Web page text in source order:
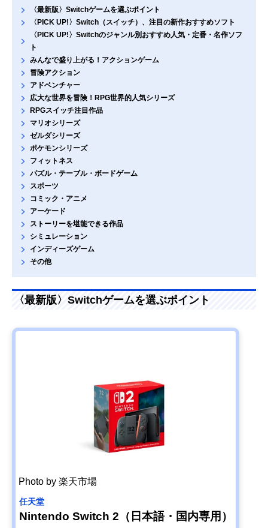
〈最新版〉Switchゲームを選ぶポイント
〈PICK UP!〉Switch（スイッチ）、注目の新作おすすめソフト
〈PICK UP!〉Switchのジャンル別おすすめ人気・定番・名作ソフ
ト
みんなで盛り上がる！アクションゲーム
冒険アクション
アドベンチャー
広大な世界を冒険！RPG世界的人気シリーズ
RPGスイッチ注目作品
マリオシリーズ
ゼルダシリーズ
ポケモンシリーズ
フィットネス
パズル・テーブル・ボードゲーム
スポーツ
コミック・アニメ
アーケード
ストーリーを堪能できる作品
シミュレーション
インディーズゲーム
その他
〈最新版〉Switchゲームを選ぶポイント
Photo by 楽天市場
任天堂
Nintendo Switch 2（日本語・国内専用）